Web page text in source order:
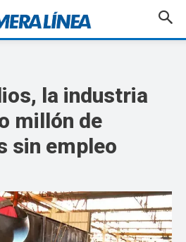
la industria
millón de
sin empleo